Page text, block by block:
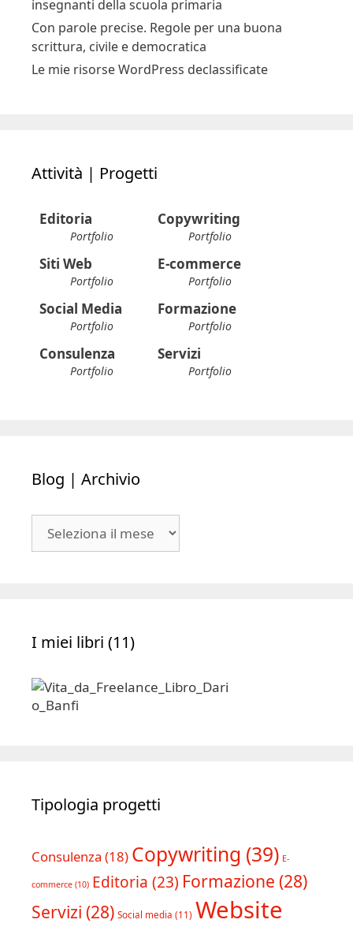
insegnanti della scuola primaria
Con parole precise. Regole per una buona
scrittura, civile e democratica
Le mie risorse WordPress declassificate
Attività | Progetti
Editoria
Portfolio
Copywriting
Portfolio
Siti Web
Portfolio
E-commerce
Portfolio
Social Media
Portfolio
Formazione
Portfolio
Consulenza
Portfolio
Servizi
Portfolio
Blog | Archivio
I miei libri (11)
Tipologia progetti
Consulenza (18) Copywriting (39) E-
commerce (10) Editoria (23) Formazione (28)
Servizi (28) Social media (11) Website